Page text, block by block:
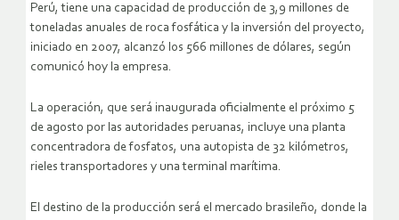
Perú, tiene una capacidad de producción de 3,9 millones de
toneladas anuales de roca fosfática y la inversión del proyecto,
iniciado en 2007, alcanzó los 566 millones de dólares, según
comunicó hoy la empresa.
La operación, que será inaugurada oficialmente el próximo 5
de agosto por las autoridades peruanas, incluye una planta
concentradora de fosfatos, una autopista de 32 kilómetros,
rieles transportadores y una terminal marítima.
El destino de la producción será el mercado brasileño, donde la